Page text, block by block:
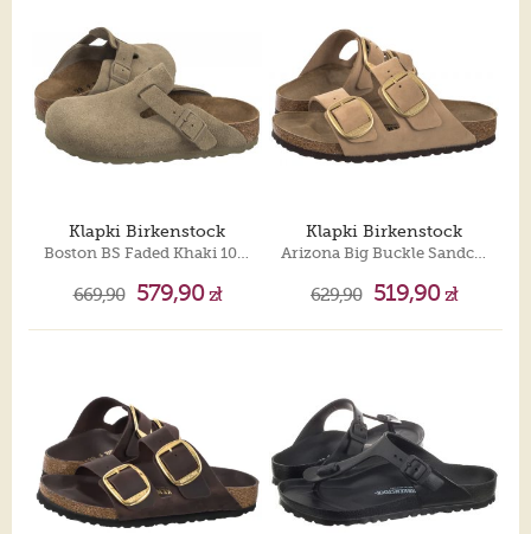
Klapki Birkenstock
Boston BS Faded Khaki 1025844
669,90 579,90zł
Klapki Birkenstock
Arizona Big Buckle Sandcastle 1024064
629,90 519,90zł